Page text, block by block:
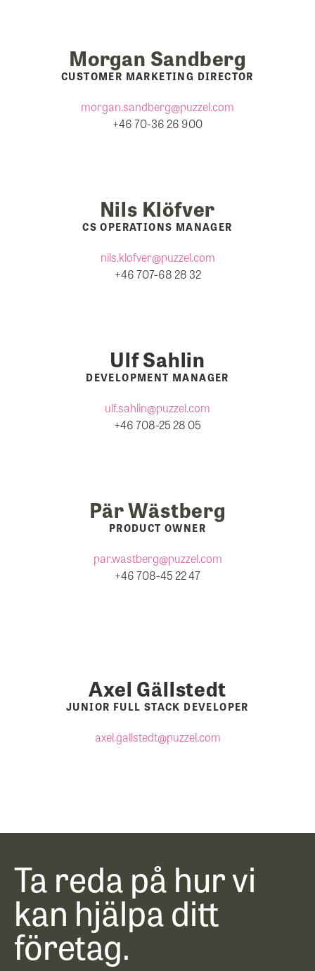
Morgan Sandberg
CUSTOMER MARKETING DIRECTOR
morgan.sandberg@puzzel.com
+46 70-36 26 900
Nils Klöfver
CS OPERATIONS MANAGER
nils.klofver@puzzel.com
+46 707-68 28 32
Ulf Sahlin
DEVELOPMENT MANAGER
ulf.sahlin@puzzel.com
+46 708-25 28 05
Pär Wästberg
PRODUCT OWNER
par.wastberg@puzzel.com
+46 708-45 22 47
Axel Gällstedt
JUNIOR FULL STACK DEVELOPER
axel.gallstedt@puzzel.com
Ta reda på hur vi
kan hjälpa ditt
företag.